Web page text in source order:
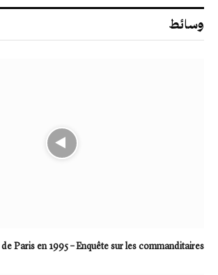
وسائط
Paris en 1995 – Enquête sur les commanditaires